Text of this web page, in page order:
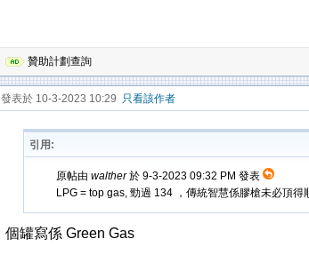
贊助計劃查詢
發表於 10-3-2023 10:29 只看該作者
引用:
原帖由walther於 9-3-2023 09:32 PM 發表
LPG = top gas, 勁過 134 ，傳統智慧係膠槍未必頂得
個罐寫係 Green Gas